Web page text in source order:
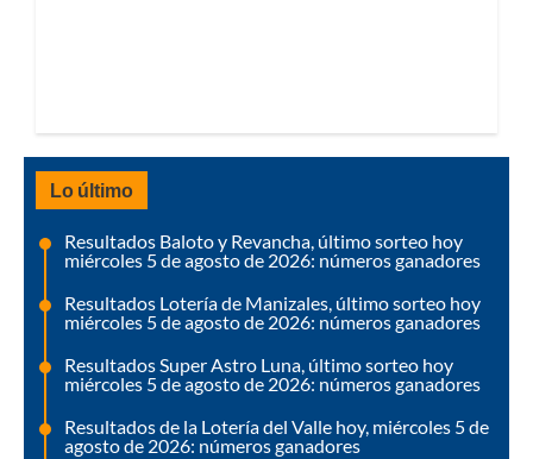
Lo último
Resultados Baloto y Revancha, último sorteo hoy
miércoles 5 de agosto de 2026: números ganadores
Resultados Lotería de Manizales, último sorteo hoy
miércoles 5 de agosto de 2026: números ganadores
Resultados Super Astro Luna, último sorteo hoy
miércoles 5 de agosto de 2026: números ganadores
Resultados de la Lotería del Valle hoy, miércoles 5 de
agosto de 2026: números ganadores